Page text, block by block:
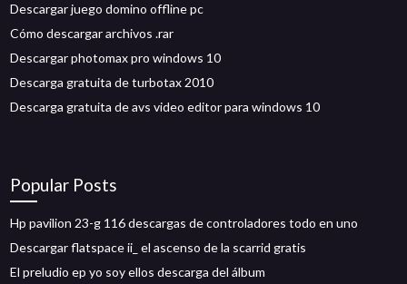
Descargar juego domino offline pc
Cómo descargar archivos .rar
Descargar photomax pro windows 10
Descarga gratuita de turbotax 2010
Descarga gratuita de avs video editor para windows 10
Popular Posts
Hp pavilion 23-g 116 descargas de controladores todo en uno
Descargar flatspace ii_ el ascenso de la scarrid gratis
El preludio ep yo soy ellos descarga del álbum